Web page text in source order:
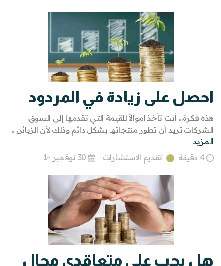
احصل على زيادة في المردود
هذه فكرة... أنت تأخذ اموالاً للقيمة التي تقدمها إلى السوق.
الشركات تريد أن تطور منتجاتها بشكل دائم وذلك لأن الزبائن ..
المزيد
4 دقيقة
تقديم الاستشارات
هل يجب على متعاقدي مجال